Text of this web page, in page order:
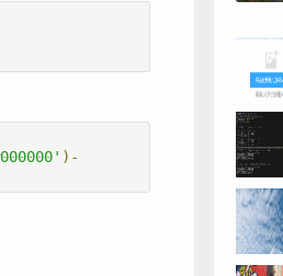
)-